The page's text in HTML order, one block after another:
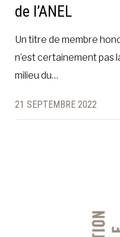
de l’ANEL
Un titre de membre
n’est certainement pas
milieu du…
21 SEPTEMBRE 2022